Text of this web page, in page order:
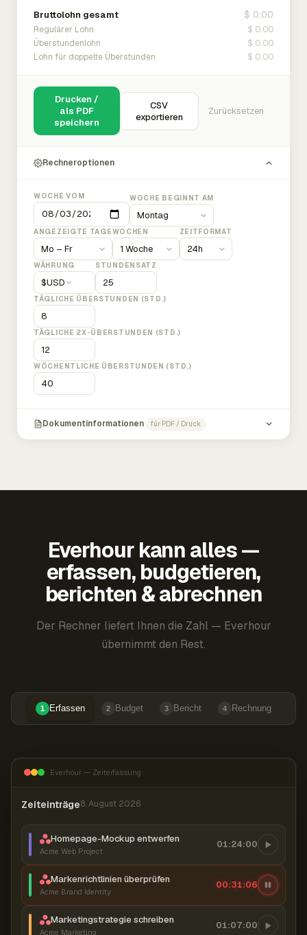
Bruttolohn gesamt $ 0.00
Regulärer Lohn $ 0.00
Überstundenlohn $ 0.00
Lohn für doppelte Überstunden $ 0.00
Drucken /
als PDF
speichern
CSV
exportieren
Zurücksetzen
Rechneroptionen
WOCHE VOM WOCHE BEGINNT AM
ANGEZEIGTE TAGEWOCHEN ZEITFORMAT
WÄHRUNG
$USD
STUNDENSATZ
TÄGLICHE ÜBERSTUNDEN (STD.)
TÄGLICHE 2X-ÜBERSTUNDEN (STD.)
WÖCHENTLICHE ÜBERSTUNDEN (STD.)
Dokumentinformationen für PDF / Druck
Everhour kann alles —
erfassen, budgetieren,
berichten & abrechnen
Der Rechner liefert Ihnen die Zahl — Everhour
übernimmt den Rest.
1 Erfassen 2 Budget 3 Bericht 4 Rechnung
Everhour — Zeiterfassung
Zeiteinträge8. August 2026
Homepage-Mockup entwerfen
Acme Web Project
01:24:00
Markenrichtlinien überprüfen
Acme Brand Identity
00:31:07
Marketingstrategie schreiben
Acme Marketing
01:07:00